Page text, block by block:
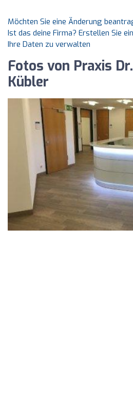
Möchten Sie eine Änderung
Ist das deine Firma? Erstellen Sie
Ihre Daten zu verwalten
Fotos von Praxis
Kübler